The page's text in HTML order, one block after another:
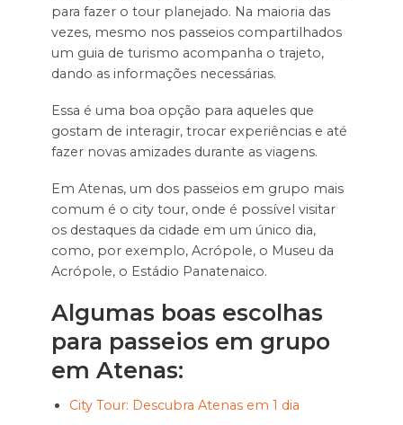
para fazer o tour planejado. Na maioria das
vezes, mesmo nos passeios compartilhados
um guia de turismo acompanha o trajeto,
dando as informações necessárias.
Essa é uma boa opção para aqueles que
gostam de interagir, trocar experiências e até
fazer novas amizades durante as viagens.
Em Atenas, um dos passeios em grupo mais
comum é o city tour, onde é possível visitar
os destaques da cidade em um único dia,
como, por exemplo, Acrópole, o Museu da
Acrópole, o Estádio Panatenaico.
Algumas boas escolhas
para passeios em grupo
em Atenas:
City Tour: Descubra Atenas em 1 dia